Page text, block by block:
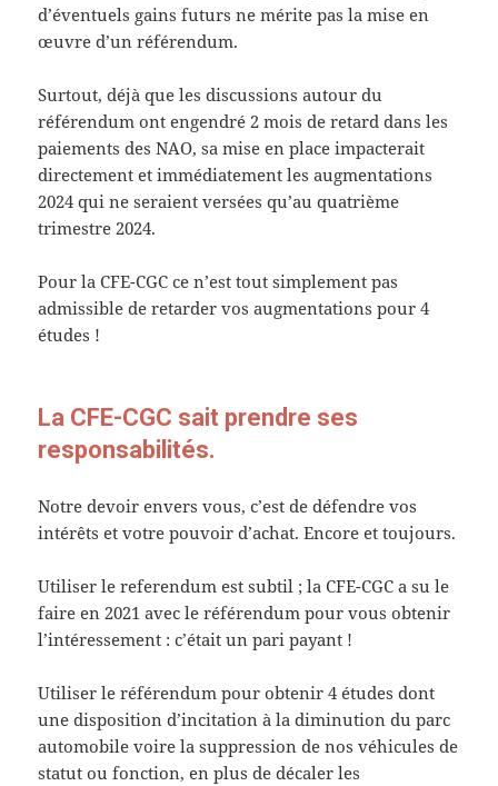
d’éventuels gains futurs ne mérite pas la mise en
œuvre d’un référendum.
Surtout, déjà que les discussions autour du
référendum ont engendré 2 mois de retard dans les
paiements des NAO, sa mise en place impacterait
directement et immédiatement les augmentations
2024 qui ne seraient versées qu’au quatrième
trimestre 2024.
Pour la CFE-CGC ce n’est tout simplement pas
admissible de retarder vos augmentations pour 4
études !
La CFE-CGC sait prendre ses
responsabilités.
Notre devoir envers vous, c’est de défendre vos
intérêts et votre pouvoir d’achat. Encore et toujours.
Utiliser le referendum est subtil ; la CFE-CGC a su le
faire en 2021 avec le référendum pour vous obtenir
l’intéressement : c’était un pari payant !
Utiliser le référendum pour obtenir 4 études dont
une disposition d’incitation à la diminution du parc
automobile voire la suppression de nos véhicules de
statut ou fonction, en plus de décaler les